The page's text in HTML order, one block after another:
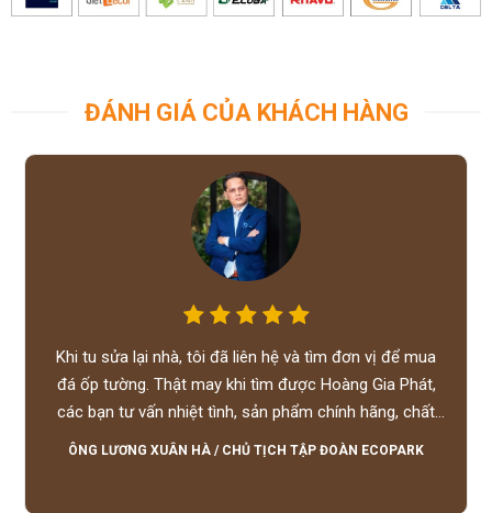
ĐÁNH GIÁ CỦA KHÁCH HÀNG
Khi tu sửa lại nhà, tôi đã liên hệ và tìm đơn vị để mua
đá ốp tường. Thật may khi tìm được Hoàng Gia Phát,
các bạn tư vấn nhiệt tình, sản phẩm chính hãng, chất
lượng tốt, giá hợp lý, hỗ trợ tận tình.
ÔNG LƯƠNG XUÂN HÀ / CHỦ TỊCH TẬP ĐOÀN ECOPARK